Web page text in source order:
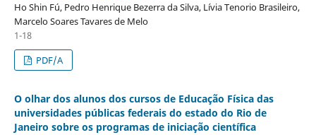
Ho Shin Fú, Pedro Henrique Bezerra da Silva, Lívia Tenorio Brasileiro,
Marcelo Soares Tavares de Melo
1-18
PDF/A
O olhar dos alunos dos cursos de Educação Física das
universidades públicas federais do estado do Rio de
Janeiro sobre os programas de iniciação científica